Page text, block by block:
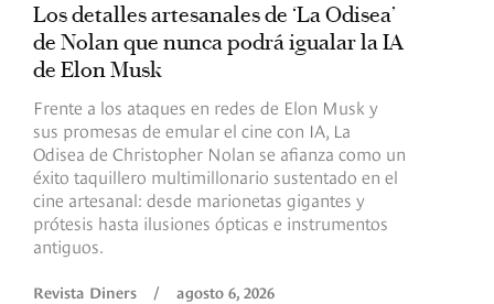
Los detalles artesanales de ‘La Odisea’
de Nolan que nunca podrá igualar la IA
de Elon Musk
Frente a los ataques en redes de Elon Musk y
sus promesas de emular el cine con IA, La
Odisea de Christopher Nolan se afianza como un
éxito taquillero multimillonario sustentado en el
cine artesanal: desde marionetas gigantes y
prótesis hasta ilusiones ópticas e instrumentos
antiguos.
Revista Diners / agosto 6, 2026